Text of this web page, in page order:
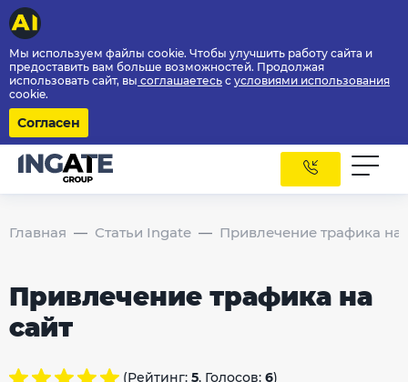
Мы используем файлы cookie. Чтобы улучшить работу сайта и
предоставить вам больше возможностей. Продолжая
использовать сайт, вы соглашаетесь с условиями использования
cookie.
Согласен
Главная Статьи Ingate Привлечение трафика на
Привлечение трафика на
сайт
(Рейтинг: 5, Голосов: 6)